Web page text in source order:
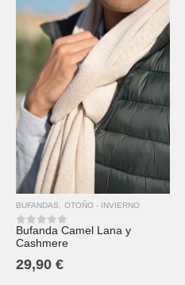
BUFANDAS OTOÑO - INVIERNO
0out of 5
Bufanda Camel Lana y
Cashmere
29,90 €